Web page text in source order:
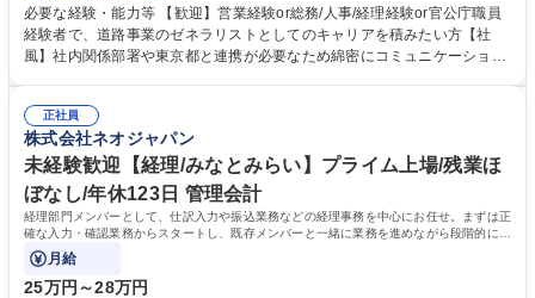
制度やキャリア支援が充実しております！ ※下記業務詳細 【業務詳細】■
管理部門：広報、人事、経理など当公社の運営に係る管理業務 ■収益部
門：駐車場の新規開拓、管理運営、新宿駅西口広場の「イベントコーナ
道路施設や道路工事現場の見学ツアー事業 ※入社後は上記いずれかの部門
へ配属。※業務内容変更の範囲：会社の定める業務 募集職種 【都庁グル
ープ】総合職（事務）◇残業月平均9時間未満／有給年平均16日取得
必要な経験・能力等 【歓迎】営業経験or総務/人事/経理経験or官公庁職員
経験者で、道路事業のゼネラリストとしてのキャリアを積みたい方【社
風】社内関係部署や東京都と連携が必要なため綿密にコミュニケーション
部門など多岐に渡る業務を経験できます。 ■様々なプロジェクト：駐車場
事業の他、新宿駅西口広場内に設置された照明を兼ねた広告「ブライトサ
イン」の管理運営を行うなど、事業収益を生み出す活動を積極的に行って
います。 学歴・資格 学歴：大学院 大学 高専 短大 専修学校 高校 語学力：
資格：
正社員
株式会社ネオジャパン
未経験歓迎【経理/みなとみらい】プライム上場/残業ほ
ぼなし/年休123日 管理会計
経理部門メンバーとして、仕訳入力や振込業務などの経理事務を中心にお任せ。まずは正
確な入力・確認業務からスタートし、既存メンバーと一緒に業務を進めながら段階的に経
理知識を身につけていただきます。
月給
25万円～28万円